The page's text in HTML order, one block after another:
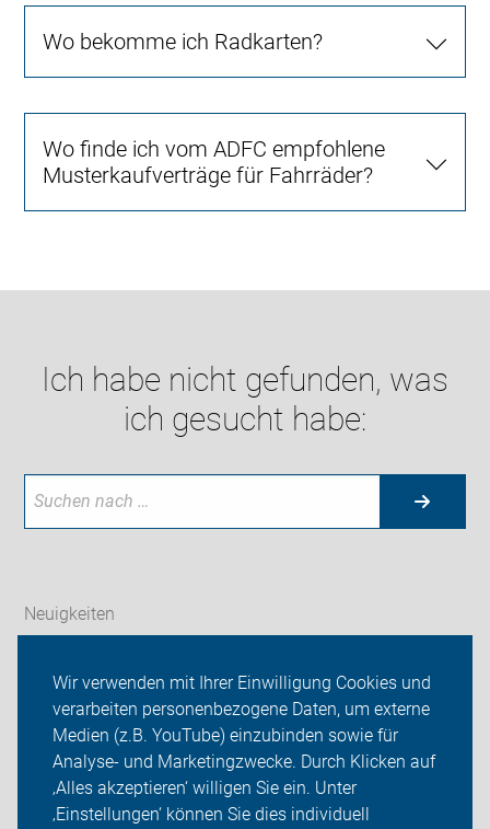
Wir verwenden mit Ihrer Einwilligung Cookies und
verarbeiten personenbezogene Daten, um externe
Medien (z.B. YouTube) einzubinden sowie für
Analyse- und Marketingzwecke. Durch Klicken auf
‚Alles akzeptieren‘ willigen Sie ein. Unter
‚Einstellungen‘ können Sie dies individuell
Wo bekomme ich Radkarten?
Wo finde ich vom ADFC empfohlene
Musterkaufverträge für Fahrräder?
Ich habe nicht gefunden, was
ich gesucht habe:
Neuigkeiten
Verkehrspolitik des ADFC Mainz-Bingen
Sei dabei
Presse